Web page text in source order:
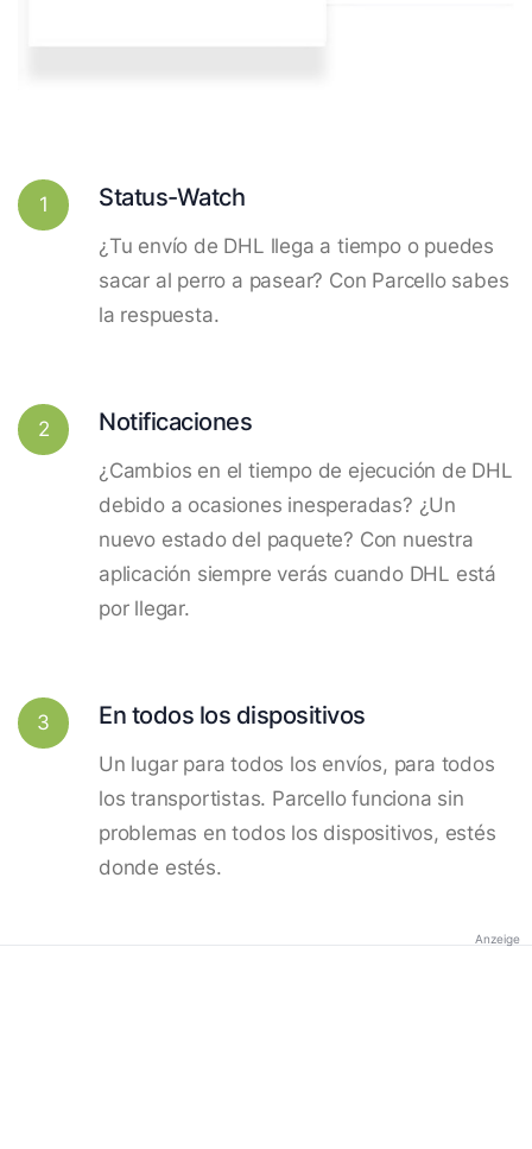
1 Status-Watch
¿Tu envío de DHL llega a tiempo o puedes
sacar al perro a pasear? Con Parcello sabes
la respuesta.
2 Notificaciones
¿Cambios en el tiempo de ejecución de DHL
debido a ocasiones inesperadas? ¿Un
nuevo estado del paquete? Con nuestra
aplicación siempre verás cuando DHL está
por llegar.
3 En todos los dispositivos
Un lugar para todos los envíos, para todos
los transportistas. Parcello funciona sin
problemas en todos los dispositivos, estés
donde estés.
Anzeige